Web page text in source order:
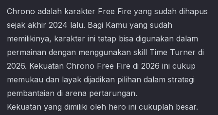
Chrono adalah karakter Free Fire yang sudah dihapus
sejak akhir 2024 lalu. Bagi Kamu yang sudah
memilikinya, karakter ini tetap bisa digunakan dalam
permainan dengan menggunakan skill Time Turner di
2026. Kekuatan Chrono Free Fire di 2026 ini cukup
memukau dan layak dijadikan pilihan dalam strategi
pembantaian di arena pertarungan.
Kekuatan yang dimiliki oleh hero ini cukuplah besar.